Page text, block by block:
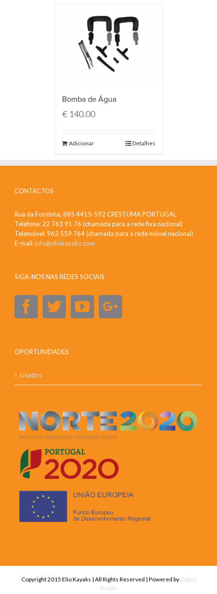
Bomba de Água
€140.00
Adicionar Detalhes
CONTACTOS
Rua da Fontinha, 885 4415-592 CRESTUMA PORTUGAL
Telefone: 22 763 91 76 (chamada para a rede fixa nacional)
Telemóvel: 962 559 764 (chamada para a rede móvel nacional)
E-mail:info@eliokayaks.com
SIGA-NOS NAS REDES SOCIAIS
OPORTUNIDADES
Usados
Copyright 2015 Elio Kayaks | All Rights Reserved | Powered by Digital
Buddy